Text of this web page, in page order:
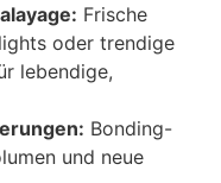
Frische
oder trendige
lebendige,
Bonding-
und neue